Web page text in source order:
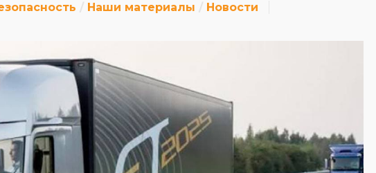
Наши материалы
Новости